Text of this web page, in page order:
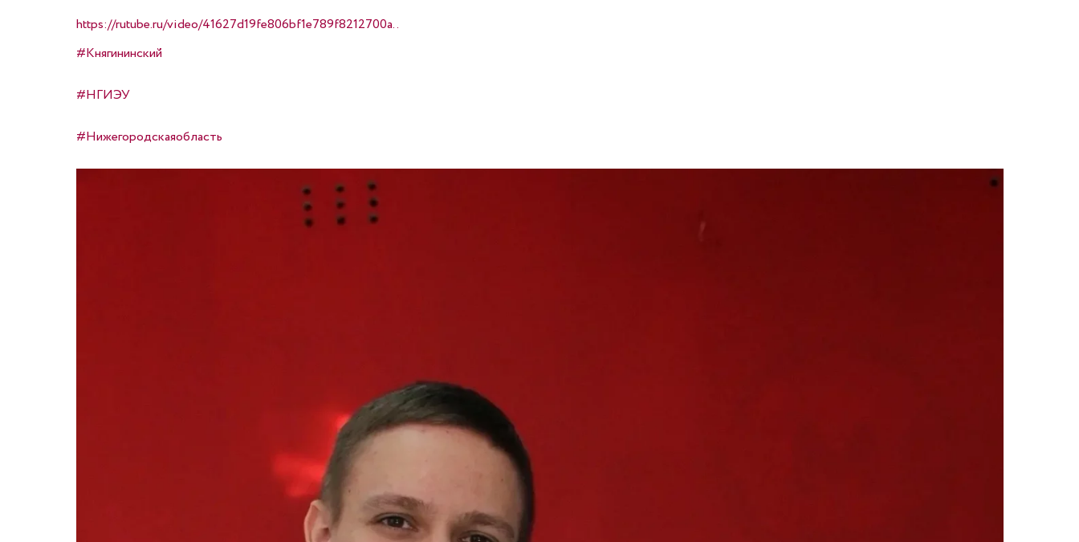
https://rutube.ru/video/41627d19fe806bf1e789f8212700a..
#Княгининский
#НГИЭУ
#Нижегородскаяобласть